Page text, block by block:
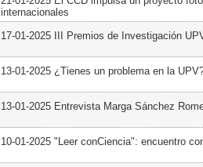
internacionales
17-01-2025 III Premios de Investigación
13-01-2025 ¿Tienes un problema en la
13-01-2025 Entrevista Marga Sánchez
10-01-2025 "Leer conCiencia": encuentro